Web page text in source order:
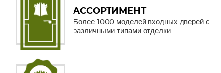
АССОРТИМЕНТ
Более 1000 моделей входных дверей с
различными типами отделки